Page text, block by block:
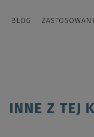
BLOG
INNE Z TEJ